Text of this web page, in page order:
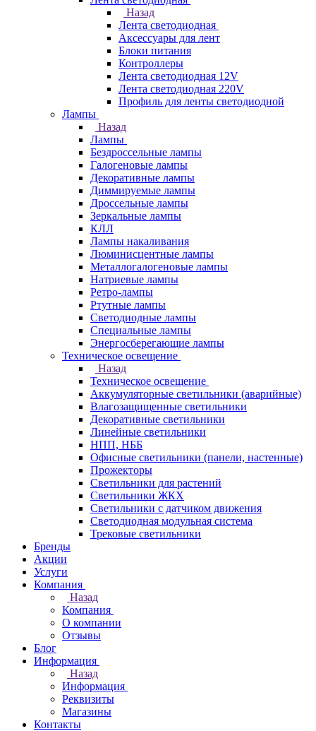
Назад
Лента светодиодная
Аксессуары для лент
Блоки питания
Контроллеры
Лента светодиодная 12V
Лента светодиодная 220V
Профиль для ленты светодиодной
Лампы
Назад
Лампы
Бездроссельные лампы
Галогеновые лампы
Декоративные лампы
Диммируемые лампы
Дроссельные лампы
Зеркальные лампы
КЛЛ
Лампы накаливания
Люминисцентные лампы
Металлогалогеновые лампы
Натриевые лампы
Ретро-лампы
Ртутные лампы
Светодиодные лампы
Специальные лампы
Энергосберегающие лампы
Техническое освещение
Назад
Техническое освещение
Аккумуляторные светильники (аварийные)
Влагозащищенные светильники
Декоративные светильники
Линейные светильники
НПП, НББ
Офисные светильники (панели, настенные)
Прожекторы
Светильники для растений
Светильники ЖКХ
Светильники с датчиком движения
Светодиодная модульная система
Трековые светильники
Бренды
Акции
Услуги
Компания
Назад
Компания
О компании
Отзывы
Блог
Информация
Назад
Информация
Реквизиты
Магазины
Контакты